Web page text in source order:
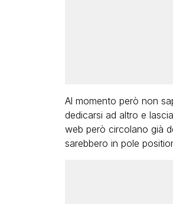
Al momento però non
dedicarsi ad altro e
web però circolano già
sarebbero in pole